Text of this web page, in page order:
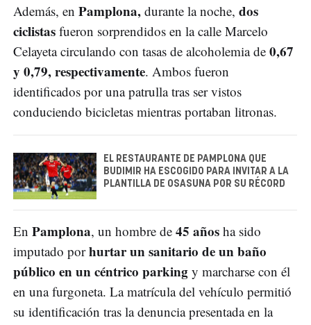
Además, en Pamplona, durante la noche, dos
ciclistas fueron sorprendidos en la calle Marcelo
Celayeta circulando con tasas de alcoholemia de 0,67
y 0,79, respectivamente. Ambos fueron
identificados por una patrulla tras ser vistos
conduciendo bicicletas mientras portaban litronas.
EL RESTAURANTE DE PAMPLONA QUE
BUDIMIR HA ESCOGIDO PARA INVITAR A LA
PLANTILLA DE OSASUNA POR SU RÉCORD
En Pamplona, un hombre de 45 años ha sido
imputado porhurtar un sanitario de un baño
público en un céntrico parking y marcharse con él
en una furgoneta. La matrícula del vehículo permitió
su identificación tras la denuncia presentada en la